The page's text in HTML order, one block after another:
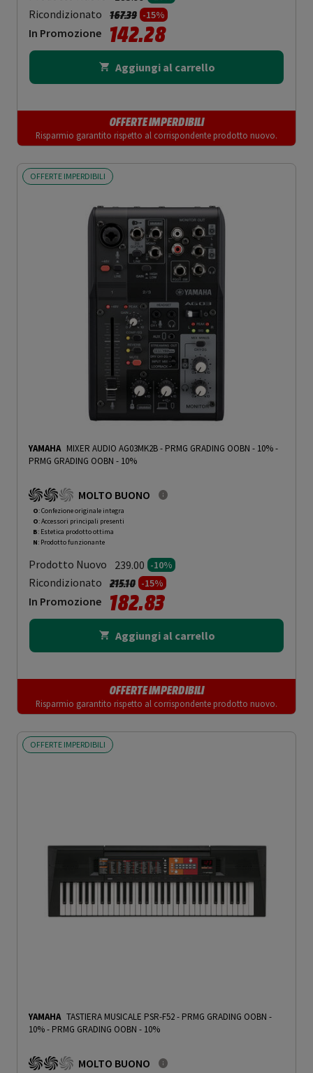
Ricondizionato Prezzo ridotto da
167.39a-15%
In Promozione 142.28
Aggiungi al carrello
OFFERTE IMPERDIBILI
Risparmio garantito rispetto al corrispondente prodotto nuovo.
OFFERTE IMPERDIBILI
YAMAHA MIXER AUDIO AG03MK2B - PRMG GRADING OOBN - 10%-
PRMG GRADING OOBN - 10%
MOLTO BUONO
O: Confezione originale integra
O: Accessori principali presenti
B: Estetica prodotto ottima
N: Prodotto funzionante
Prodotto Nuovo 239.00 -10%
Ricondizionato Prezzo ridotto da
215.10a-15%
In Promozione 182.83
Aggiungi al carrello
OFFERTE IMPERDIBILI
Risparmio garantito rispetto al corrispondente prodotto nuovo.
OFFERTE IMPERDIBILI
YAMAHA TASTIERA MUSICALE PSR-F52 - PRMG GRADING OOBN -
10%- PRMG GRADING OOBN - 10%
MOLTO BUONO